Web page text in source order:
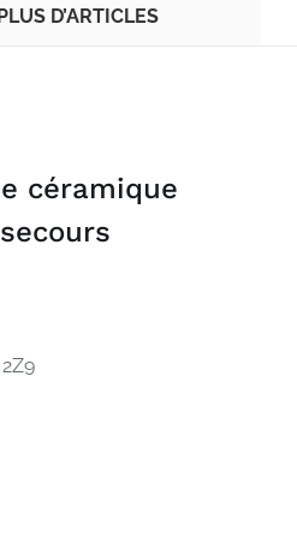
D’ARTICLES
céramique